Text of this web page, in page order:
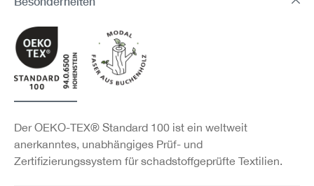
Der OEKO-TEX® Standard 100 ist ein weltweit
anerkanntes, unabhängiges Prüf- und
Zertifizierungssystem für schadstoffgeprüfte Textilien.